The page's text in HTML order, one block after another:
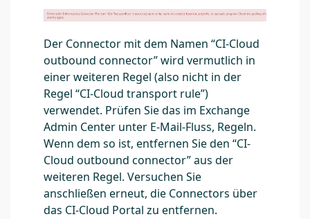
Der Connector mit dem Namen “CI-Cloud
outbound connector” wird vermutlich in
einer weiteren Regel (also nicht in der
Regel “CI-Cloud transport rule”)
verwendet. Prüfen Sie das im Exchange
Admin Center unter E-Mail-Fluss, Regeln.
Wenn dem so ist, entfernen Sie den “CI-
Cloud outbound connector” aus der
weiteren Regel. Versuchen Sie
anschließen erneut, die Connectors über
das CI-Cloud Portal zu entfernen.